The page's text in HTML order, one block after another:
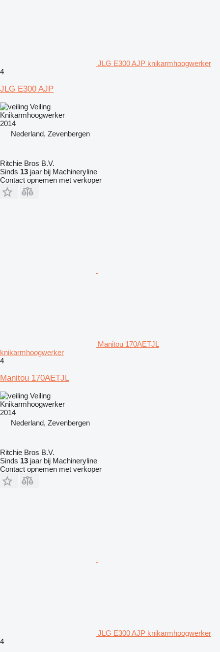
JLG E300 AJP knikarmhoogwerker
4
JLG E300 AJP
Veiling
Knikarmhoogwerker
2014
Nederland, Zevenbergen
Ritchie Bros B.V.
Sinds 13 jaar bij Machineryline
Contact opnemen met verkoper
Manitou 170AETJL
knikarmhoogwerker
4
Manitou 170AETJL
Veiling
Knikarmhoogwerker
2014
Nederland, Zevenbergen
Ritchie Bros B.V.
Sinds 13 jaar bij Machineryline
Contact opnemen met verkoper
JLG E300 AJP knikarmhoogwerker
4